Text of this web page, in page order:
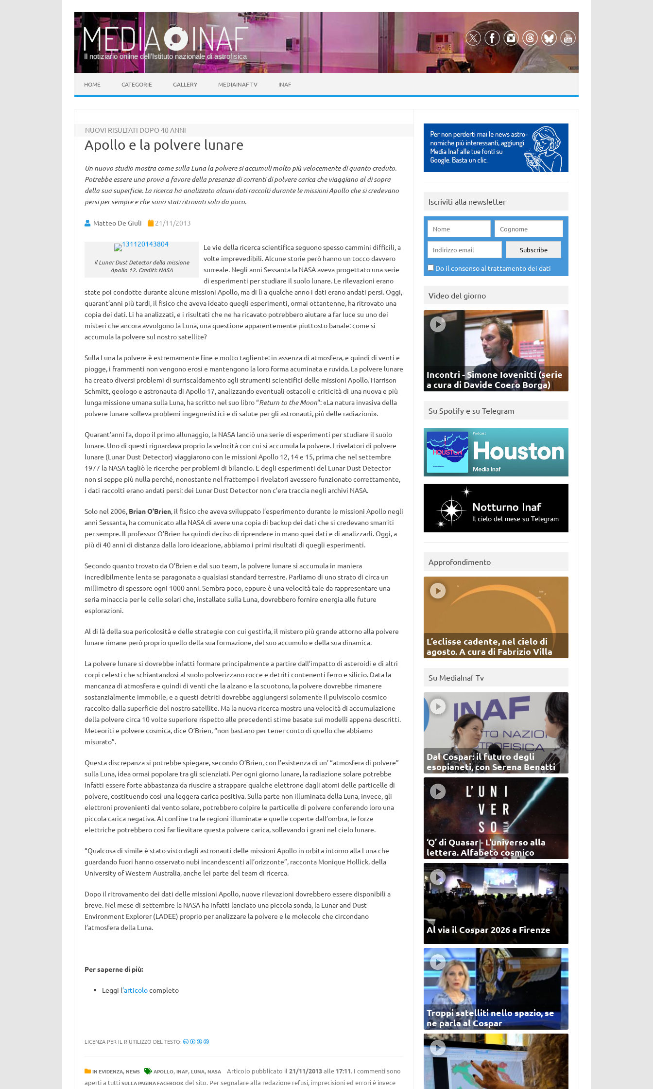
Il notiziario online dell’Istituto nazionale di astrofisica
HOME CATEGORIE GALLERY MEDIAINAF TV INAF
NUOVI RISULTATI DOPO 40 ANNI
Apollo e la polvere lunare
Un nuovo studio mostra come sulla Luna la polvere si accumuli molto più velocemente di quanto creduto.
Potrebbe essere una prova a favore della presenza di correnti di polvere carica che viaggiano al di sopra
della sua superficie. La ricerca ha analizzato alcuni dati raccolti durante le missioni Apollo che si credevano
persi per sempre e che sono stati ritrovati solo da poco.
Matteo De Giuli 21/11/2013
il Lunar Dust Detector della missione
Apollo 12. Crediti: NASA
Le vie della ricerca scientifica seguono spesso cammini difficili, a
volte imprevedibili. Alcune storie però hanno un tocco davvero
surreale. Negli anni Sessanta la NASA aveva progettato una serie
di esperimenti per studiare il suolo lunare. Le rilevazioni erano
state poi condotte durante alcune missioni Apollo, ma di lì a qualche anno i dati erano andati persi. Oggi,
quarant’anni più tardi, il fisico che aveva ideato quegli esperimenti, ormai ottantenne, ha ritrovato una
copia dei dati. Li ha analizzati, e i risultati che ne ha ricavato potrebbero aiutare a far luce su uno dei
misteri che ancora avvolgono la Luna, una questione apparentemente piuttosto banale: come si
accumula la polvere sul nostro satellite?
Sulla Luna la polvere è estremamente fine e molto tagliente: in assenza di atmosfera, e quindi di venti e
piogge, i frammenti non vengono erosi e mantengono la loro forma acuminata e ruvida. La polvere lunare
ha creato diversi problemi di surriscaldamento agli strumenti scientifici delle missioni Apollo. Harrison
Schmitt, geologo e astronauta di Apollo 17, analizzando eventuali ostacoli e criticità di una nuova e più
lunga missione umana sulla Luna, ha scritto nel suo libro “Return to the Moon“: «La natura invasiva della
polvere lunare solleva problemi ingegneristici e di salute per gli astronauti, più delle radiazioni».
Quarant’anni fa, dopo il primo allunaggio, la NASA lanciò una serie di esperimenti per studiare il suolo
lunare. Uno di questi riguardava proprio la velocità con cui si accumula la polvere. I rivelatori di polvere
lunare (Lunar Dust Detector) viaggiarono con le missioni Apollo 12, 14 e 15, prima che nel settembre
1977 la NASA tagliò le ricerche per problemi di bilancio. E degli esperimenti del Lunar Dust Detector
non si seppe più nulla perché, nonostante nel frattempo i rivelatori avessero funzionato correttamente,
i dati raccolti erano andati persi: dei Lunar Dust Detector non c’era traccia negli archivi NASA.
Solo nel 2006, Brian O’Brien, il fisico che aveva sviluppato l’esperimento durante le missioni Apollo negli
anni Sessanta, ha comunicato alla NASA di avere una copia di backup dei dati che si credevano smarriti
per sempre. Il professor O’Brien ha quindi deciso di riprendere in mano quei dati e di analizzarli. Oggi, a
più di 40 anni di distanza dalla loro ideazione, abbiamo i primi risultati di quegli esperimenti.
Secondo quanto trovato da O’Brien e dal suo team, la polvere lunare si accumula in maniera
incredibilmente lenta se paragonata a qualsiasi standard terrestre. Parliamo di uno strato di circa un
millimetro di spessore ogni 1000 anni. Sembra poco, eppure è una velocità tale da rappresentare una
seria minaccia per le celle solari che, installate sulla Luna, dovrebbero fornire energia alle future
esplorazioni.
Al di là della sua pericolosità e delle strategie con cui gestirla, il mistero più grande attorno alla polvere
lunare rimane però proprio quello della sua formazione, del suo accumulo e della sua dinamica.
La polvere lunare si dovrebbe infatti formare principalmente a partire dall’impatto di asteroidi e di altri
corpi celesti che schiantandosi al suolo polverizzano rocce e detriti contenenti ferro e silicio. Data la
mancanza di atmosfera e quindi di venti che la alzano e la scuotono, la polvere dovrebbe rimanere
sostanzialmente immobile, e a questi detriti dovrebbe aggiungersi solamente il pulviscolo cosmico
raccolto dalla superficie del nostro satellite. Ma la nuova ricerca mostra una velocità di accumulazione
della polvere circa 10 volte superiore rispetto alle precedenti stime basate sui modelli appena descritti.
Meteoriti e polvere cosmica, dice O’Brien, “non bastano per tener conto di quello che abbiamo
misurato”.
Questa discrepanza si potrebbe spiegare, secondo O’Brien, con l’esistenza di un’ “atmosfera di polvere”
sulla Luna, idea ormai popolare tra gli scienziati. Per ogni giorno lunare, la radiazione solare potrebbe
infatti essere forte abbastanza da riuscire a strappare qualche elettrone dagli atomi delle particelle di
polvere, costituendo così una leggera carica positiva. Sulla parte non illuminata della Luna, invece, gli
elettroni provenienti dal vento solare, potrebbero colpire le particelle di polvere conferendo loro una
piccola carica negativa. Al confine tra le regioni illuminate e quelle coperte dall’ombra, le forze
elettriche potrebbero così far lievitare questa polvere carica, sollevando i grani nel cielo lunare.
“Qualcosa di simile è stato visto dagli astronauti delle missioni Apollo in orbita intorno alla Luna che
guardando fuori hanno osservato nubi incandescenti all’orizzonte”, racconta Monique Hollick, della
University of Western Australia, anche lei parte del team di ricerca.
Dopo il ritrovamento dei dati delle missioni Apollo, nuove rilevazioni dovrebbero essere disponibili a
breve. Nel mese di settembre la NASA ha infatti lanciato una piccola sonda, la Lunar and Dust
Environment Explorer (LADEE) proprio per analizzare la polvere e le molecole che circondano
l’atmosfera della Luna.
Per saperne di più:
Leggi l’articolocompleto
LICENZA PER IL RIUTILIZZO DEL TESTO:
IN EVIDENZA, NEWS APOLLO, INAF, LUNA, NASA Articolo pubblicato il 21/11/2013alle 17:11. I commenti sono
aperti a tutti SULLA PAGINA FACEBOOKdel sito. Per segnalare alla redazione refusi, imprecisioni ed errori è invece
Iscriviti alla newsletter
Do il consenso al trattamento dei dati
Video del giorno
Incontri - Simone Iovenitti (serie
a cura di Davide Coero Borga)
Su Spotify e su Telegram
Approfondimento
L’eclisse cadente, nel cielo di
agosto. A cura di Fabrizio Villa
Su MediaInaf Tv
Dal Cospar: il futuro degli
esopianeti, con Serena Benatti
‘Q’ di Quasar - L'universo alla
lettera. Alfabeto cosmico
Al via il Cospar 2026 a Firenze
Troppi satelliti nello spazio, se
ne parla al Cospar